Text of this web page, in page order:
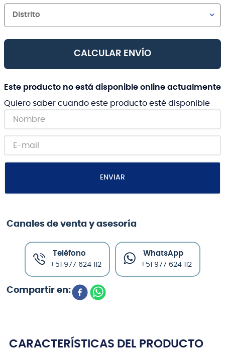
Distrito
CALCULAR ENVÍO
Este producto no está disponible online actualmente
Quiero saber cuando este producto esté disponible
ENVIAR
Canales de venta y asesoría
Teléfono
+51 977 624 112
WhatsApp
+51 977 624 112
CARACTERÍSTICAS DEL PRODUCTO